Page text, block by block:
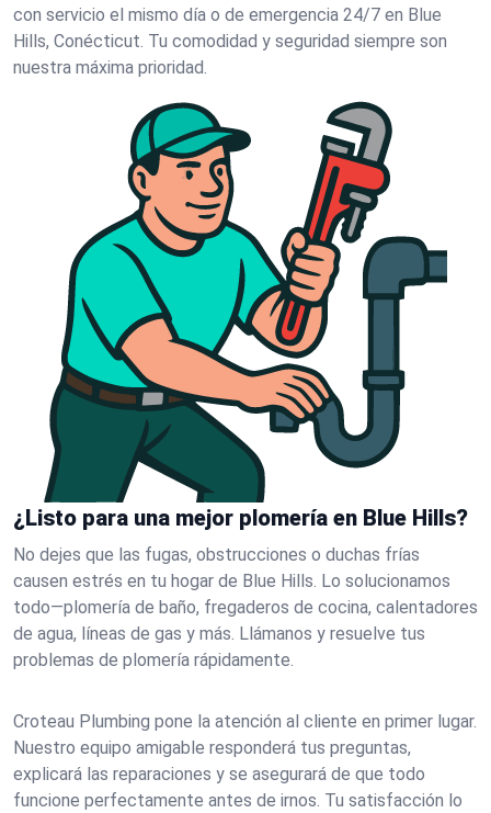
con servicio el mismo día o de emergencia 24/7 en Blue
Hills, Conécticut. Tu comodidad y seguridad siempre son
nuestra máxima prioridad.
¿Listo para una mejor plomería en Blue Hills?
No dejes que las fugas, obstrucciones o duchas frías
causen estrés en tu hogar de Blue Hills. Lo solucionamos
todo—plomería de baño, fregaderos de cocina, calentadores
de agua, líneas de gas y más. Llámanos y resuelve tus
problemas de plomería rápidamente.
Croteau Plumbing pone la atención al cliente en primer lugar.
Nuestro equipo amigable responderá tus preguntas,
explicará las reparaciones y se asegurará de que todo
funcione perfectamente antes de irnos. Tu satisfacción lo